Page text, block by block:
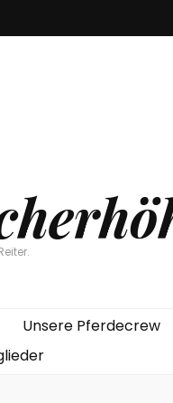
Unsere Pferdecrew